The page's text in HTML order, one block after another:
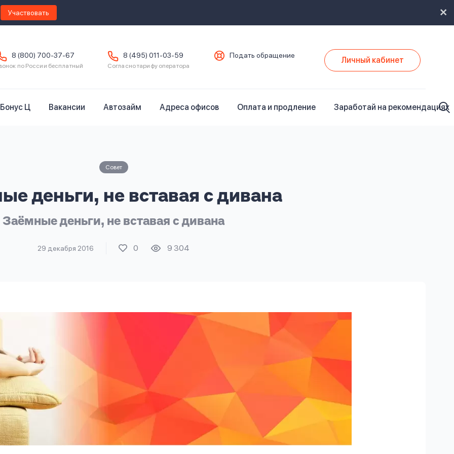
Участвовать
8 (800) 700-37-67
по России бесплатный
8 (495) 011-03-59
Согласно тарифу оператора
Подать обращение Личный кабинет
Бонус Ц Вакансии Автозайм Адреса офисов Оплата и продление Заработай на рекомендациях
Совет
деньги, не вставая с дивана
Заёмные деньги, не вставая с дивана
29 декабря 2016 0 9 304